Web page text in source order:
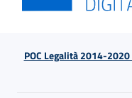
POC Legalità 2014-